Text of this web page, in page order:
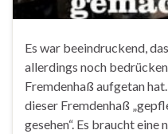
Es war beeindruckend,
allerdings noch
Fremdenhaß aufgetan
dieser Fremdenhaß
gesehen“. Es braucht eine